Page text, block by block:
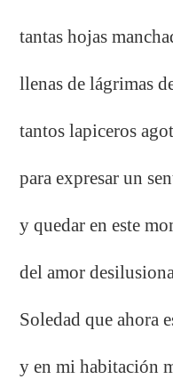
tantas hojas
llenas de lágrimas
tantos lapiceros
para expresar un
y quedar en este
del amor
Soledad que ahora
y en mi habitación